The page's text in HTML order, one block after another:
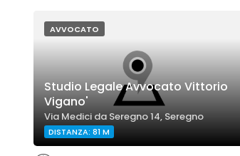
AVVOCATO
Studio Legale Avvocato Vittorio
Vigano'
Via Medici da Seregno 14, Seregno
DISTANZA: 81 M